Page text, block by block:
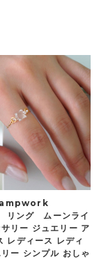
ング ムーンライ
リー ジュエリー ア
レディース レディ
ー シンプル おしゃ